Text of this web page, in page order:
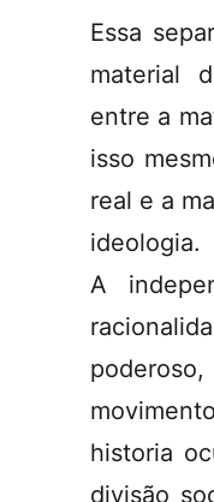
Essa
material
entre a
isso
real e a
ideologia.
A
historia
divisão